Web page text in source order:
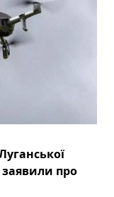
заявили про